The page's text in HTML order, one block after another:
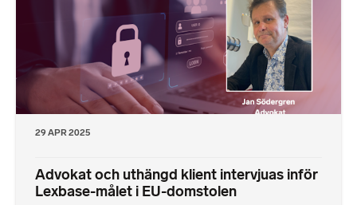
29 APR 2025
Advokat och uthängd klient intervjuas inför
Lexbase-målet i EU-domstolen